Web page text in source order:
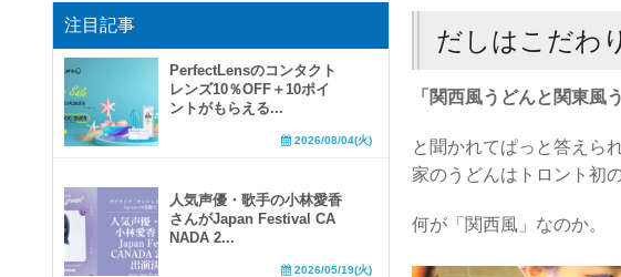
だしはこだわ
「関西風うどんと関東風
と聞かれてぱっと答えら
家のうどんはトロント初
何が「関西風」なのか。
注目記事
PerfectLensのコンタクト
レンズ10％OFF＋10ポイ
ントがもらえる...
2026/08/04(火)
人気声優・歌手の小林愛香
さんがJapan Festival CA
NADA 2...
2026/05/19(火)